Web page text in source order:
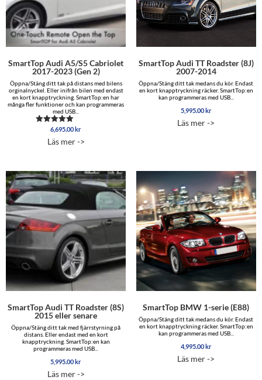
SmartTop Audi A5/S5 Cabriolet
2017-2023 (Gen 2)
Öppna/Stäng ditt tak på distans med bilens
orginalnyckel. Eller inifrån bilen med endast
en kort knapptryckning. SmartTop:en har
många fler funktioner och kan programmeras
med USB...
Betygsatt
av 5
6,695.00kr
Läs mer ->
SmartTop Audi TT Roadster (8J)
2007-2014
Öppna/Stäng ditt tak medans du kör. Endast
en kort knapptryckning räcker. SmartTop:en
kan programmeras med USB...
5,995.00kr
Läs mer ->
SmartTop Audi TT Roadster (8S)
2015 eller senare
Öppna/Stäng ditt tak med fjärrstyrning på
distans. Eller endast med en kort
knapptryckning. SmartTop:en kan
programmeras med USB...
5,995.00 kr
Läs mer ->
SmartTop BMW 1-serie (E88)
Öppna/Stäng ditt tak medans du kör. Endast
en kort knapptryckning räcker. SmartTop:en
kan programmeras med USB...
4,995.00 kr
Läs mer ->